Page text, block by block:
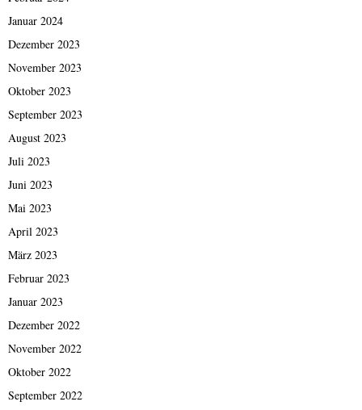
Januar 2024
Dezember 2023
November 2023
Oktober 2023
September 2023
August 2023
Juli 2023
Juni 2023
Mai 2023
April 2023
März 2023
Februar 2023
Januar 2023
Dezember 2022
November 2022
Oktober 2022
September 2022